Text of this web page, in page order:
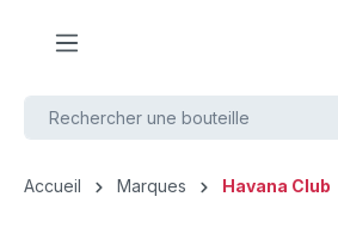
Accueil Marques Havana Club